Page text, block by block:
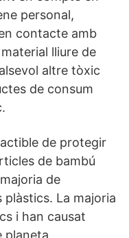
personal,
contacte amb
lliure de
altre tòxic
de consum
de protegir
de bambú
de
La majoria
i han causat